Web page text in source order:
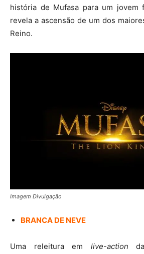
história de Mufasa para um jovem
revela a ascensão de um dos
Reino.
Imagem Divulgação
BRANCA DE NEVE
Uma releitura em live-action